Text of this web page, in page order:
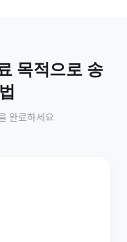
목적으로 송
완료하세요